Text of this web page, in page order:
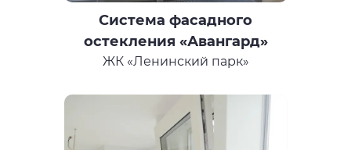
Система фасадного
остекления «Авангард»
ЖК «Ленинский парк»